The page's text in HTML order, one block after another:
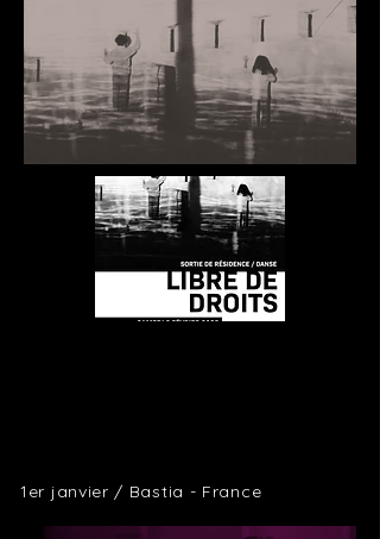
1er janvier / Bastia - France